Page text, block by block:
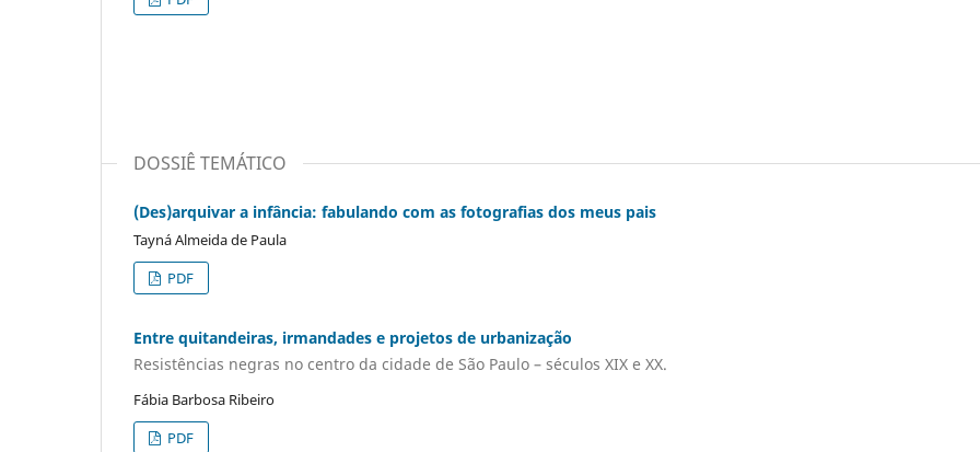
DOSSIÊ TEMÁTICO
(Des)arquivar a infância: fabulando com as fotografias dos meus pais
Tayná Almeida de Paula
PDF
Entre quitandeiras, irmandades e projetos de urbanização
Resistências negras no centro da cidade de São Paulo – séculos XIX e XX.
Fábia Barbosa Ribeiro
PDF